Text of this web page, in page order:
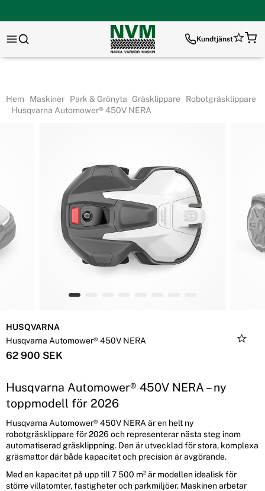
Kundtjänst
Hem Maskiner Park & Grönyta Gräsklippare
Robotgräsklippare
Husqvarna Automower® 450V NERA
HUSQVARNA
Husqvarna Automower® 450V NERA
62 900 SEK
Husqvarna Automower® 450V NERA – ny
toppmodell för 2026
Husqvarna Automower® 450V NERA är en helt ny
robotgräsklippare för 2026 och representerar nästa steg inom
automatiserad gräsklippning. Den är utvecklad för stora, komplexa
gräsmattor där både kapacitet och precision är avgörande.
Med en kapacitet på upp till 7 500 m² är modellen idealisk för
större villatomter, fastigheter och parkmiljöer. Maskinen arbetar